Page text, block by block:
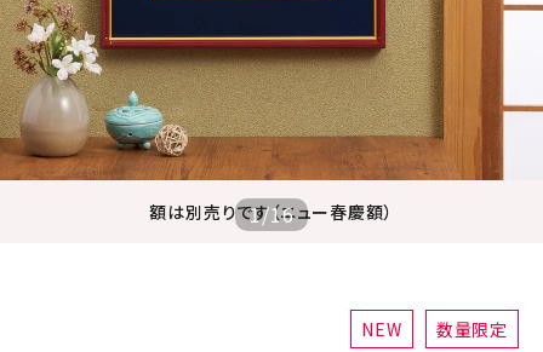
レビューを見る
コーポレートサイト
実店舗案内
介護施設関係の方へ額は別売りです（ニュー春慶額）
1/16
NEW 数量限定